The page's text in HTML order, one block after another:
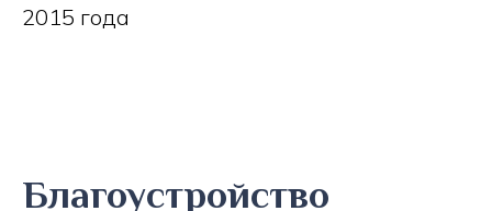
2015 года
Благоустройство